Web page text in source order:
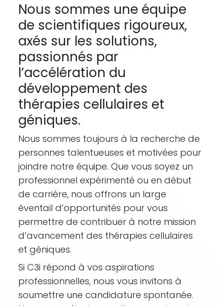
Nous sommes une équipe
de scientifiques rigoureux,
axés sur les solutions,
passionnés par
l’accélération du
développement des
thérapies cellulaires et
géniques.
Nous sommes toujours à la recherche de
personnes talentueuses et motivées pour
joindre notre équipe. Que vous soyez un
professionnel expérimenté ou en début
de carrière, nous offrons un large
éventail d’opportunités pour vous
permettre de contribuer à notre mission
d’avancement des thérapies cellulaires
et géniques.
Si C3i répond à vos aspirations
professionnelles, nous vous invitons à
soumettre une candidature spontanée.